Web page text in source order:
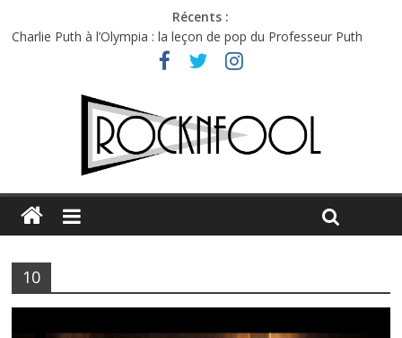
Récents :
Charlie Puth à l’Olympia : la leçon de pop du Professeur Puth
Festival Triptyque : un nouveau festival de musique indépendant
Hellfest 2026 vendredi : température et émotions en hausse
Hellfest 2026 jeudi : impossible de choisir entre chaleur et bonne
Première édition du Midgard Festival : entre bière, métal et
10